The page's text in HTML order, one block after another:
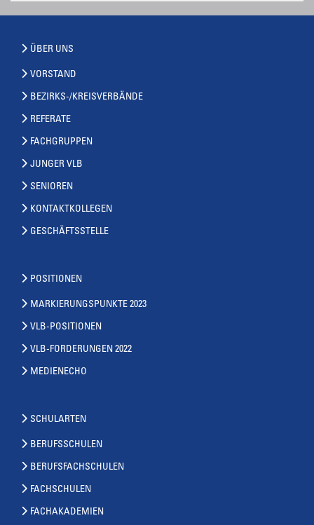
ÜBER UNS
VORSTAND
BEZIRKS-/KREISVERBÄNDE
REFERATE
FACHGRUPPEN
JUNGER VLB
SENIOREN
KONTAKTKOLLEGEN
GESCHÄFTSSTELLE
POSITIONEN
MARKIERUNGSPUNKTE 2023
VLB-POSITIONEN
VLB-FORDERUNGEN 2022
MEDIENECHO
SCHULARTEN
BERUFSSCHULEN
BERUFSFACHSCHULEN
FACHSCHULEN
FACHAKADEMIEN